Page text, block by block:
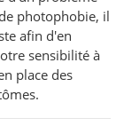
photophobie, il
afin d'en
sensibilité à
place des